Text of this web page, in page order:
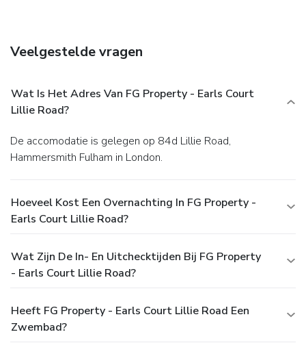
Veelgestelde vragen
Wat Is Het Adres Van FG Property - Earls Court
Lillie Road?
De accomodatie is gelegen op 84d Lillie Road,
Hammersmith Fulham in London.
Hoeveel Kost Een Overnachting In FG Property -
Earls Court Lillie Road?
Wat Zijn De In- En Uitchecktijden Bij FG Property
- Earls Court Lillie Road?
Heeft FG Property - Earls Court Lillie Road Een
Zwembad?